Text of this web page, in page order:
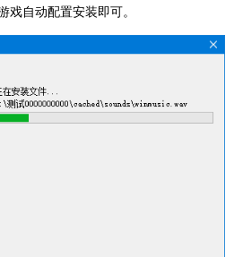
自动配置安装即可。